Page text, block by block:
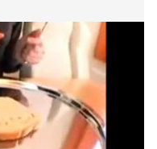
musíme ještě
proteázy a následně
je DNA